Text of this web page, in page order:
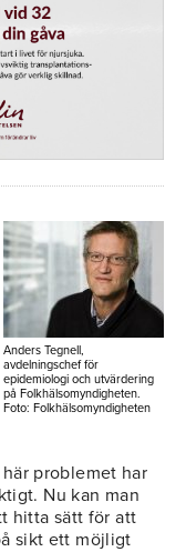
Anders Tegnell,
avdelningschef för
epidemiologi och utvärdering
på Folkhälsomyndigheten.
Foto: Folkhälsomyndigheten
problemet har
Nu kan man
hitta sätt för att
sikt ett möjligt